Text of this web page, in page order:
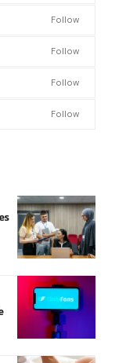
Follow
Follow
Follow
Follow